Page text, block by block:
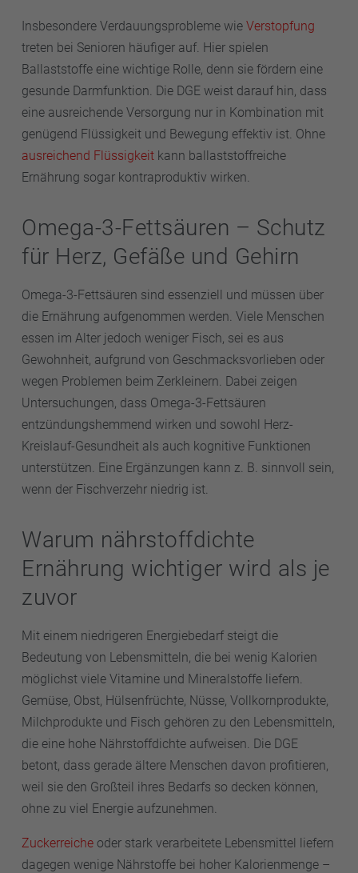
Insbesondere Verdauungsprobleme wie Verstopfung
treten bei Senioren häufiger auf. Hier spielen
Ballaststoffe eine wichtige Rolle, denn sie fördern eine
gesunde Darmfunktion. Die DGE weist darauf hin, dass
eine ausreichende Versorgung nur in Kombination mit
genügend Flüssigkeit und Bewegung effektiv ist. Ohne
ausreichend Flüssigkeit kann ballaststoffreiche
Ernährung sogar kontraproduktiv wirken.
Omega-3-Fettsäuren – Schutz
für Herz, Gefäße und Gehirn
Omega-3-Fettsäuren sind essenziell und müssen über
die Ernährung aufgenommen werden. Viele Menschen
essen im Alter jedoch weniger Fisch, sei es aus
Gewohnheit, aufgrund von Geschmacksvorlieben oder
wegen Problemen beim Zerkleinern. Dabei zeigen
Untersuchungen, dass Omega-3-Fettsäuren
entzündungshemmend wirken und sowohl Herz-
Kreislauf-Gesundheit als auch kognitive Funktionen
unterstützen. Eine Ergänzungen kann z. B. sinnvoll sein,
wenn der Fischverzehr niedrig ist.
Warum nährstoffdichte
Ernährung wichtiger wird als je
zuvor
Mit einem niedrigeren Energiebedarf steigt die
Bedeutung von Lebensmitteln, die bei wenig Kalorien
möglichst viele Vitamine und Mineralstoffe liefern.
Gemüse, Obst, Hülsenfrüchte, Nüsse, Vollkornprodukte,
Milchprodukte und Fisch gehören zu den Lebensmitteln,
die eine hohe Nährstoffdichte aufweisen. Die DGE
betont, dass gerade ältere Menschen davon profitieren,
weil sie den Großteil ihres Bedarfs so decken können,
ohne zu viel Energie aufzunehmen.
Zuckerreiche oder stark verarbeitete Lebensmittel liefern
dagegen wenige Nährstoffe bei hoher Kalorienmenge –